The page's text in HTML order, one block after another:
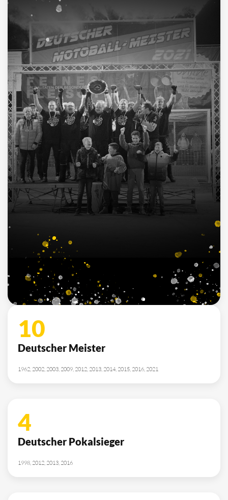
10
Deutscher Meister
1962, 2002, 2003, 2009, 2012, 2013, 2014, 2015, 2016, 2021
4
Deutscher Pokalsieger
1998, 2012, 2013, 2016